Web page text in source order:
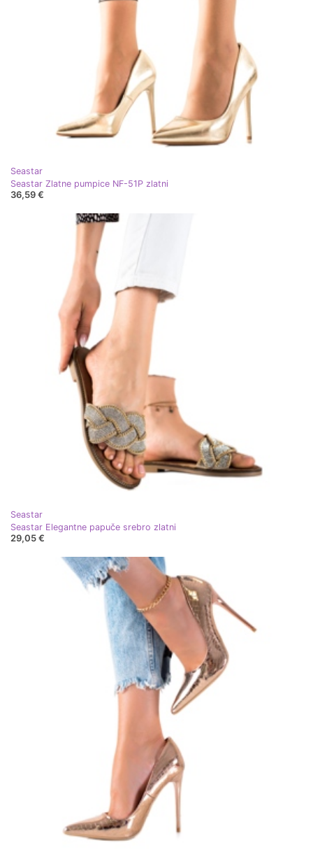
Seastar
Seastar Zlatne pumpice NF-51P zlatni
36,59 €
Seastar
Seastar Elegantne papuče srebro zlatni
29,05 €